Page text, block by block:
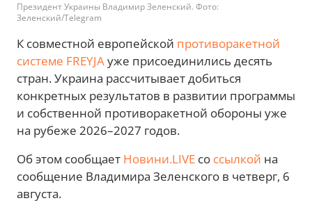
Президент Украины Владимир Зеленский. Фото:
Зеленский/Telegram
К совместной европейской противоракетной
системе FREYJAуже присоединились десять
стран. Украина рассчитывает добиться
конкретных результатов в развитии программы
и собственной противоракетной обороны уже
на рубеже 2026–2027 годов.
Об этом сообщает Новини.LIVE со ссылкой на
сообщение Владимира Зеленского в четверг, 6
августа.